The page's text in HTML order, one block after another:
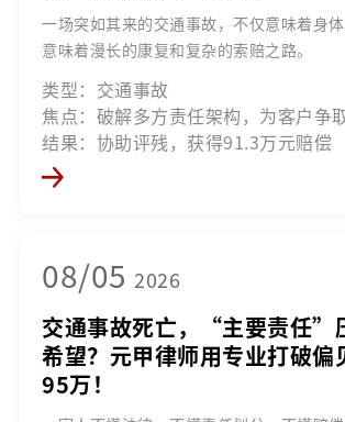
一场突如其来的交通事故，不仅意味着身
意味着漫长的康复和复杂的索赔之路。
类型：交通事故
焦点：破解多方责任架构，为客户争
结果：协助评残，获得91.3万元赔偿
08/05 2026
交通事故死亡，“主要责任”
希望？元甲律师用专业打破偏
95万！